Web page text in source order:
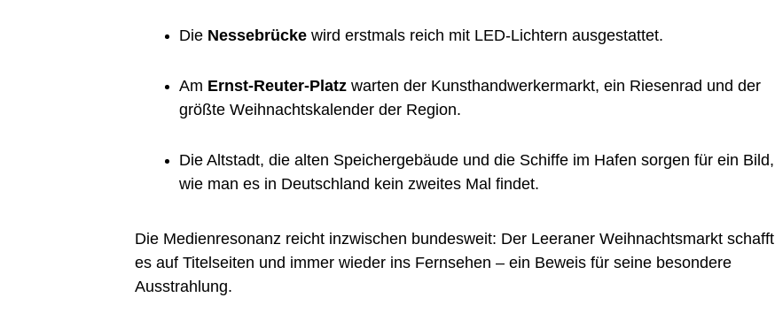
Die Nes­se­brü­cke wird erst­mals reich mit LED-Lich­tern ausgestattet.
Am Ernst-Reu­ter-Platz war­ten der Kunst­hand­wer­ker­markt, ein Rie­sen­rad und der
größ­te Weih­nachts­ka­len­der der Region.
Die Alt­stadt, die alten Spei­cher­ge­bäu­de und die Schif­fe im Hafen sor­gen für ein Bild,
wie man es in Deutsch­land kein zwei­tes Mal findet.
Die Medi­en­re­so­nanz reicht inzwi­schen bun­des­weit: Der Leera­ner Weih­nachts­markt schafft
es auf Titel­sei­ten und immer wie­der ins Fern­se­hen – ein Beweis für sei­ne beson­de­re
Ausstrahlung.